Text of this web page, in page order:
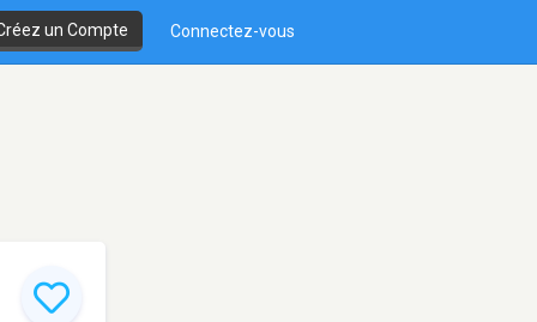
un Compte Connectez-vous